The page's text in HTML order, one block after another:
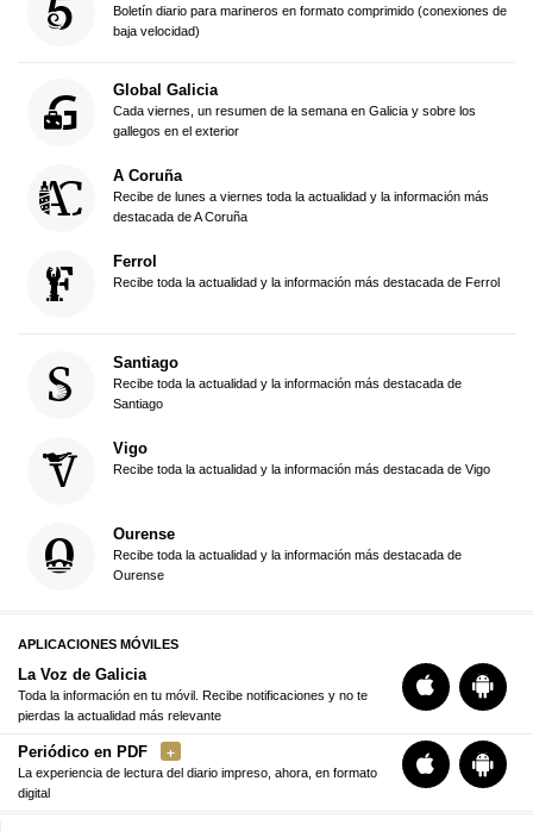
Boletín diario para marineros en formato comprimido (conexiones de
baja velocidad)
Global Galicia
Cada viernes, un resumen de la semana en Galicia y sobre los
gallegos en el exterior
A Coruña
Recibe de lunes a viernes toda la actualidad y la información más
destacada de A Coruña
Ferrol
Recibe toda la actualidad y la información más destacada de Ferrol
Santiago
Recibe toda la actualidad y la información más destacada de
Santiago
Vigo
Recibe toda la actualidad y la información más destacada de Vigo
Ourense
Recibe toda la actualidad y la información más destacada de
Ourense
APLICACIONES MÓVILES
La Voz de Galicia
Toda la información en tu móvil. Recibe notificaciones y no te
pierdas la actualidad más relevante
Periódico en PDF
La experiencia de lectura del diario impreso, ahora, en formato
digital